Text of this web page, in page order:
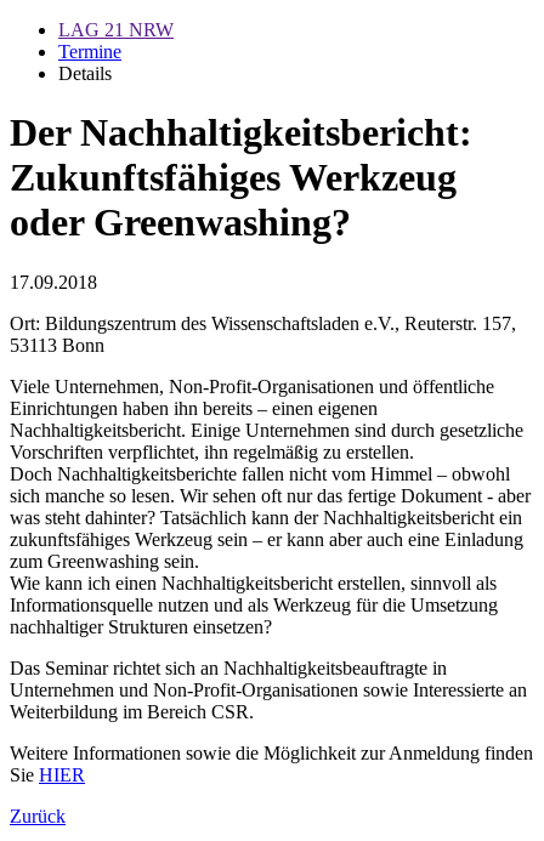
LAG 21 NRW
Termine
Details
Der Nachhaltigkeitsbericht:
Zukunftsfähiges Werkzeug
oder Greenwashing?
17.09.2018
Ort: Bildungszentrum des Wissenschaftsladen e.V., Reuterstr. 157,
53113 Bonn
Viele Unternehmen, Non-Profit-Organisationen und öffentliche
Einrichtungen haben ihn bereits – einen eigenen
Nachhaltigkeitsbericht. Einige Unternehmen sind durch gesetzliche
Vorschriften verpflichtet, ihn regelmäßig zu erstellen.
Doch Nachhaltigkeitsberichte fallen nicht vom Himmel – obwohl
sich manche so lesen. Wir sehen oft nur das fertige Dokument - aber
was steht dahinter? Tatsächlich kann der Nachhaltigkeitsbericht ein
zukunftsfähiges Werkzeug sein – er kann aber auch eine Einladung
zum Greenwashing sein.
Wie kann ich einen Nachhaltigkeitsbericht erstellen, sinnvoll als
Informationsquelle nutzen und als Werkzeug für die Umsetzung
nachhaltiger Strukturen einsetzen?
Das Seminar richtet sich an Nachhaltigkeitsbeauftragte in
Unternehmen und Non-Profit-Organisationen sowie Interessierte an
Weiterbildung im Bereich CSR.
Weitere Informationen sowie die Möglichkeit zur Anmeldung finden
Sie HIER
Zurück